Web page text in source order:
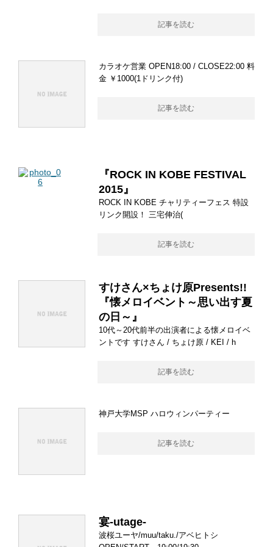
記事を読む
カラオケ営業 OPEN18:00 / CLOSE22:00 料
金 ￥1000(1ドリンク付)
記事を読む
『ROCK IN KOBE FESTIVAL
2015』
ROCK IN KOBE チャリティーフェス 特設
リンク開設！ 三宅伸治(
記事を読む
すけさん×ちょけ原Presents!!
『懐メロイベント～思い出す夏
の日～』
10代～20代前半の出演者による懐メロイベ
ントです すけさん / ちょけ原 / KEI / h
記事を読む
神戸大学MSP ハロウィンパーティー
記事を読む
宴-utage-
波桜ユーヤ/muu/taku./アベヒトシ